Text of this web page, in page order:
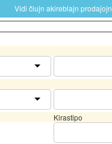
Vidi ĉiujn akireblajn prodaĵojn
Kirastipo